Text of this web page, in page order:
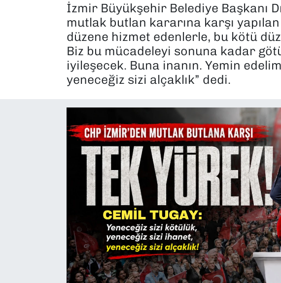
İzmir Büyükşehir Belediye Başkanı
mutlak butlan kararına karşı
düzene hizmet edenlerle, bu kötü
Biz bu mücadeleyi sonuna kadar
iyileşecek. Buna inanın. Yemin
yeneceğiz sizi alçaklık” dedi.
KÜLTÜR SANAT
TEKNOLOJİ
YEREL YÖNETİMLER
Son Dakika Haberleri
Haber Arşivi